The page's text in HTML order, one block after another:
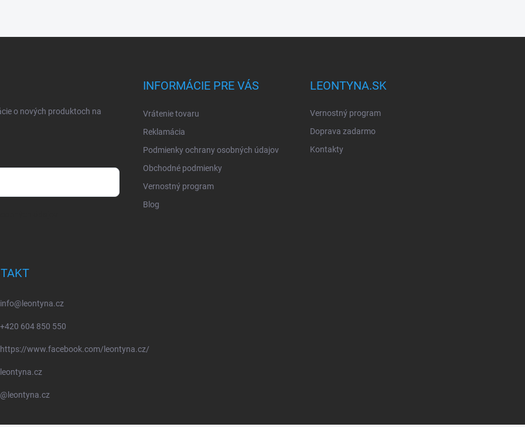
o nových produktoch na
INFORMÁCIE PRE VÁS
Vrátenie tovaru
Reklamácia
Podmienky ochrany osobných údajov
Obchodné podmienky
Vernostný program
Blog
LEONTYNA.SK
Vernostný program
Doprava zadarmo
Kontakty
info@ leontyna.cz
+420 604 850 550
https://www.facebook.com/leontyna.cz/
leontyna.cz
@leontyna.cz